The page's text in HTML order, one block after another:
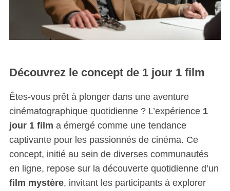
Découvrez le concept de 1 jour 1 film
Êtes-vous prêt à plonger dans une aventure
cinématographique quotidienne ? L’expérience 1
jour 1 film a émergé comme une tendance
captivante pour les passionnés de cinéma. Ce
concept, initié au sein de diverses communautés
en ligne, repose sur la découverte quotidienne d’un
film mystère, invitant les participants à explorer